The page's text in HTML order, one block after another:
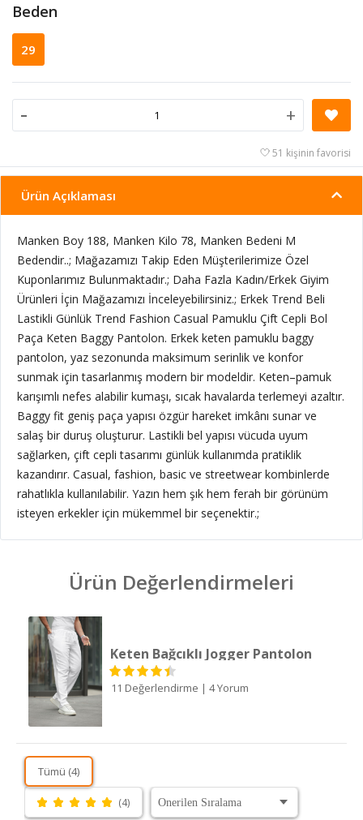
Beden
29
- +
51 kişinin favorisi
Ürün Açıklaması
Manken Boy 188, Manken Kilo 78, Manken Bedeni M
Bedendir..; Mağazamızı Takip Eden Müşterilerimize Özel
Kuponlarımız Bulunmaktadır.; Daha Fazla Kadın/Erkek Giyim
Ürünleri İçin Mağazamızı İnceleyebilirsiniz.; Erkek Trend Beli
Lastikli Günlük Trend Fashion Casual Pamuklu Çift Cepli Bol
Paça Keten Baggy Pantolon. Erkek keten pamuklu baggy
pantolon, yaz sezonunda maksimum serinlik ve konfor
sunmak için tasarlanmış modern bir modeldir. Keten–pamuk
karışımlı nefes alabilir kumaşı, sıcak havalarda terlemeyi azaltır.
Baggy fit geniş paça yapısı özgür hareket imkânı sunar ve
salaş bir duruş oluşturur. Lastikli bel yapısı vücuda uyum
sağlarken, çift cepli tasarımı günlük kullanımda pratiklik
kazandırır. Casual, fashion, basic ve streetwear kombinlerde
rahatlıkla kullanılabilir. Yazın hem şık hem ferah bir görünüm
isteyen erkekler için mükemmel bir seçenektir.;
Ürün Değerlendirmeleri
Keten Bağcıklı Jogger Pantolon
11 Değerlendirme | 4 Yorum
Tümü (4)
(4)